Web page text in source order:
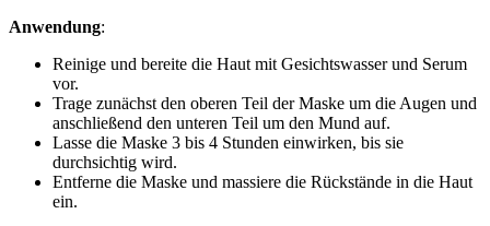
Anwendung:
Reinige und bereite die Haut mit Gesichtswasser und Serum
vor.
Trage zunächst den oberen Teil der Maske um die Augen und
anschließend den unteren Teil um den Mund auf.
Lasse die Maske 3 bis 4 Stunden einwirken, bis sie
durchsichtig wird.
Entferne die Maske und massiere die Rückstände in die Haut
ein.